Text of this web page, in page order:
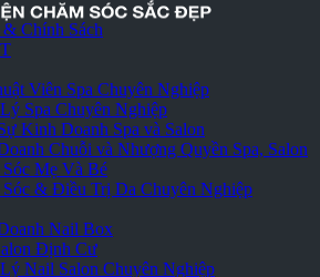
Chính Sách
Viên Spa Chuyên Nghiệp
Spa Chuyên Nghiệp
Kinh Doanh Spa và Salon
Chuỗi và Nhượng Quyền Spa, Salon
Sóc Mẹ Và Bé
Sóc & Điều Trị Da Chuyên Nghiệp
Nail Box
Định Cư
Nail Salon Chuyên Nghiệp